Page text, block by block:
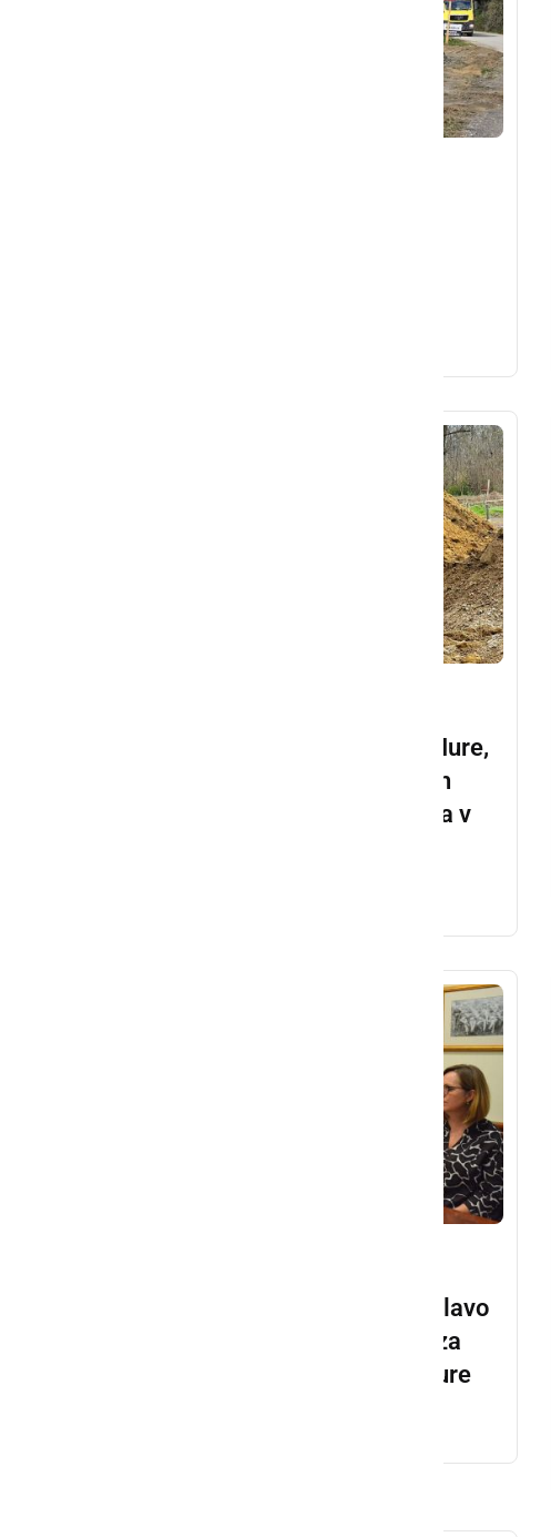
Minister obiskal porečje Mure,
kjer se bo v prihodnjih letih
zgodila največja investicija v
Podpisali pogodbo za izdelavo
projektne dokumentacije za
visokovodni nasip reke Mure